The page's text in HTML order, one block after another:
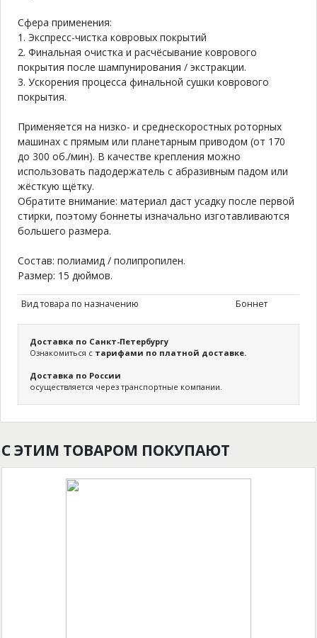
Сфера применения:
1. Экспресс-чистка ковровых покрытий
2. Финальная очистка и расчёсывание коврового
покрытия после шампунирования / экстракции.
3. Ускорения процесса финальной сушки коврового
покрытия.
Применяется на низко- и среднескоростных роторных
машинах с прямым или планетарным приводом (от 170
до 300 об./мин). В качестве крепления можно
использовать падодержатель с абразивным падом или
жёсткую щётку.
Обратите внимание: материал даст усадку после первой
стирки, поэтому боннеты изначально изготавливаются
большего размера.
Состав: полиамид / полипропилен.
Размер: 15 дюймов.
Вид товара по назначению Боннет
Доставка по Санкт-Петербургу
Ознакомиться с тарифами по платной доставке.
Доставка по России
осуществляется через транспортные компании.
С ЭТИМ ТОВАРОМ ПОКУПАЮТ